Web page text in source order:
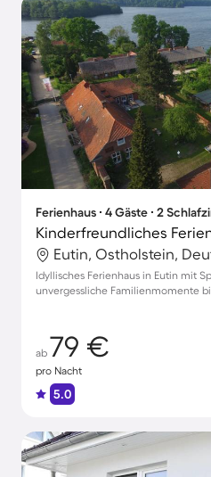
Ferienhaus ∙ 4 Gäste ∙ 2
Eutin, Ostholstein,
Idyllisches Ferienhaus in Eutin mit
unvergessliche Familienmomente
ab 79 €
pro Nacht
5.0